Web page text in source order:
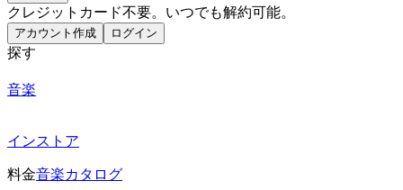
クレジットカード不要。いつでも解約可能。
アカウント作成 ログイン
探す
音楽
インストア
料金音楽カタログ